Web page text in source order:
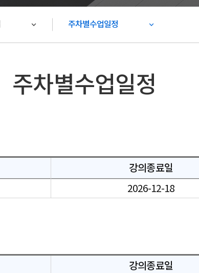
주차별수업일정
주차별수업일정
강의종료일
2026-12-18
강의종료일